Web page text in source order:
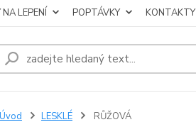
LEPENÍ POPTÁVKY KONTAKTY
Úvod LESKLÉ RŮŽOVÁ